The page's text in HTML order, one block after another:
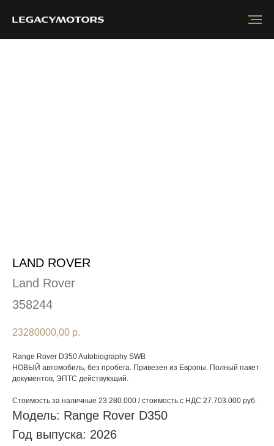
LAND ROVER
Land Rover
358244
23280000,00 р.
Range Rover D350 Autobiography SWB
НОВЫЙ автомобиль, без пробега. Привезен из Европы. Полный пакет
документов, ЭПТС действующий.
Стоимость за наличные 23.280.000 / стоимость с НДС 27.703.000 руб.
Модель: Range Rover D350
Год выпуска: 2026